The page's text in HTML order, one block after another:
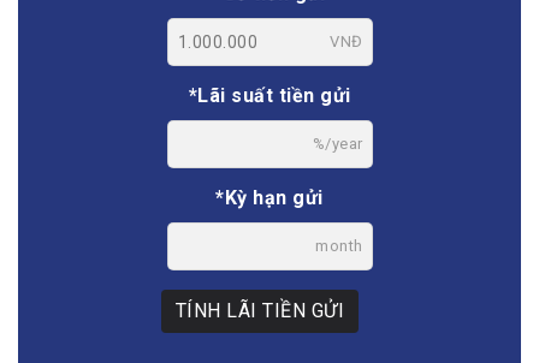
*Số tiền gửi
VNĐ
*Lãi suất tiền gửi
%/year
*Kỳ hạn gửi
month
TÍNH LÃI TIỀN GỬI